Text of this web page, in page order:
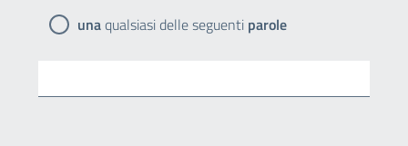
unaqualsiasi delle seguenti parole